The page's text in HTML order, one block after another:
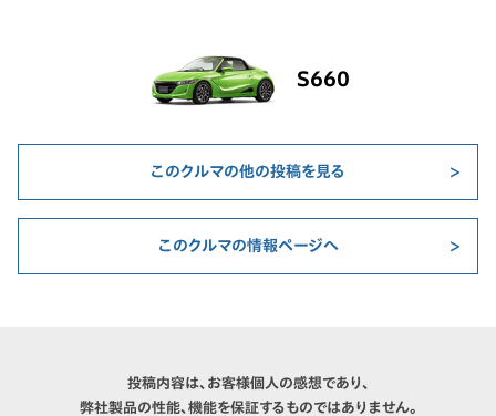
S660
このクルマの他の投稿を見る
このクルマの情報ページへ
投稿内容は、お客様個人の感想であり、
弊社製品の性能、機能を保証するものではありません。